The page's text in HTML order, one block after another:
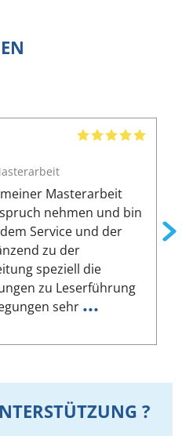
Masterarbeit
nehmen und bin
Service und der
zu der
speziell die
zu Leserführung
sehr ...
?